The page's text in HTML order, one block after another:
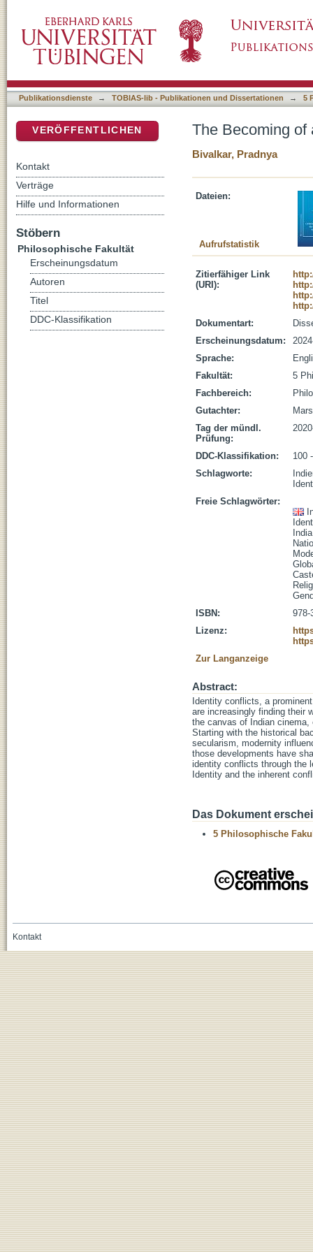
Publikationsdienste → TOBIAS-lib - Publikationen und Dissertationen → 5
The Becoming of
Bivalkar, Pradnya
Dateien:
Aufrufstatistik
Zitierfähiger Link
(URI):
Dokumentart:
Erscheinungsdatum:
Sprache:
Fakultät:
5
Fachbereich:
Gutachter:
Tag der mündl.
Prüfung:
DDC-Klassifikation:
100
Schlagworte:
Freie Schlagwörter:
India
ISBN:
978-
Lizenz:
Zur Langanzeige
Abstract:
Identity conflicts, a
are increasingly finding their
the canvas of Indian cinema,
Starting with the historical
secularism, modernity
those developments have
identity conflicts through the
Identity and the inherent
Das Dokument
5 Philosophische
VERÖFFENTLICHEN
Kontakt
Verträge
Hilfe und Informationen
Stöbern
Philosophische Fakultät
Erscheinungsdatum
Autoren
Titel
DDC-Klassifikation
Kontakt